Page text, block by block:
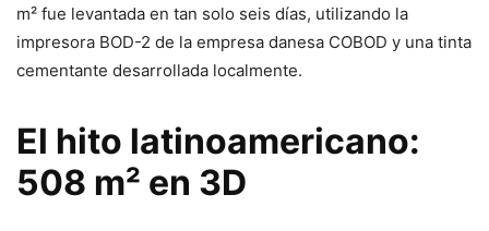
m² fue levantada en tan solo seis días, utilizando la
impresora BOD-2 de la empresa danesa COBOD y una tinta
cementante desarrollada localmente.
El hito latinoamericano:
508 m² en 3D